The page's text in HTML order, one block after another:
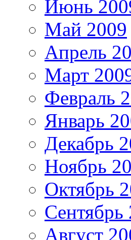
Июнь
Май 2009
Апрель
Март
Февраль
Январь
Декабрь
Ноябрь
Октябрь
Сентябрь
Август